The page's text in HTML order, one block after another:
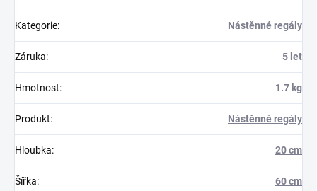
Kategorie: Nástěnné regály
Záruka: 5 let
Hmotnost: 1.7 kg
Produkt: Nástěnné regály
Hloubka: 20 cm
Šířka: 60 cm